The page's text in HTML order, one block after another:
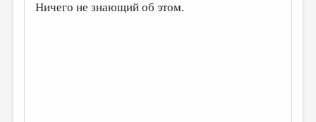
Ничего не знающий об этом.